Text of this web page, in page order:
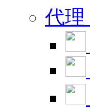
代理